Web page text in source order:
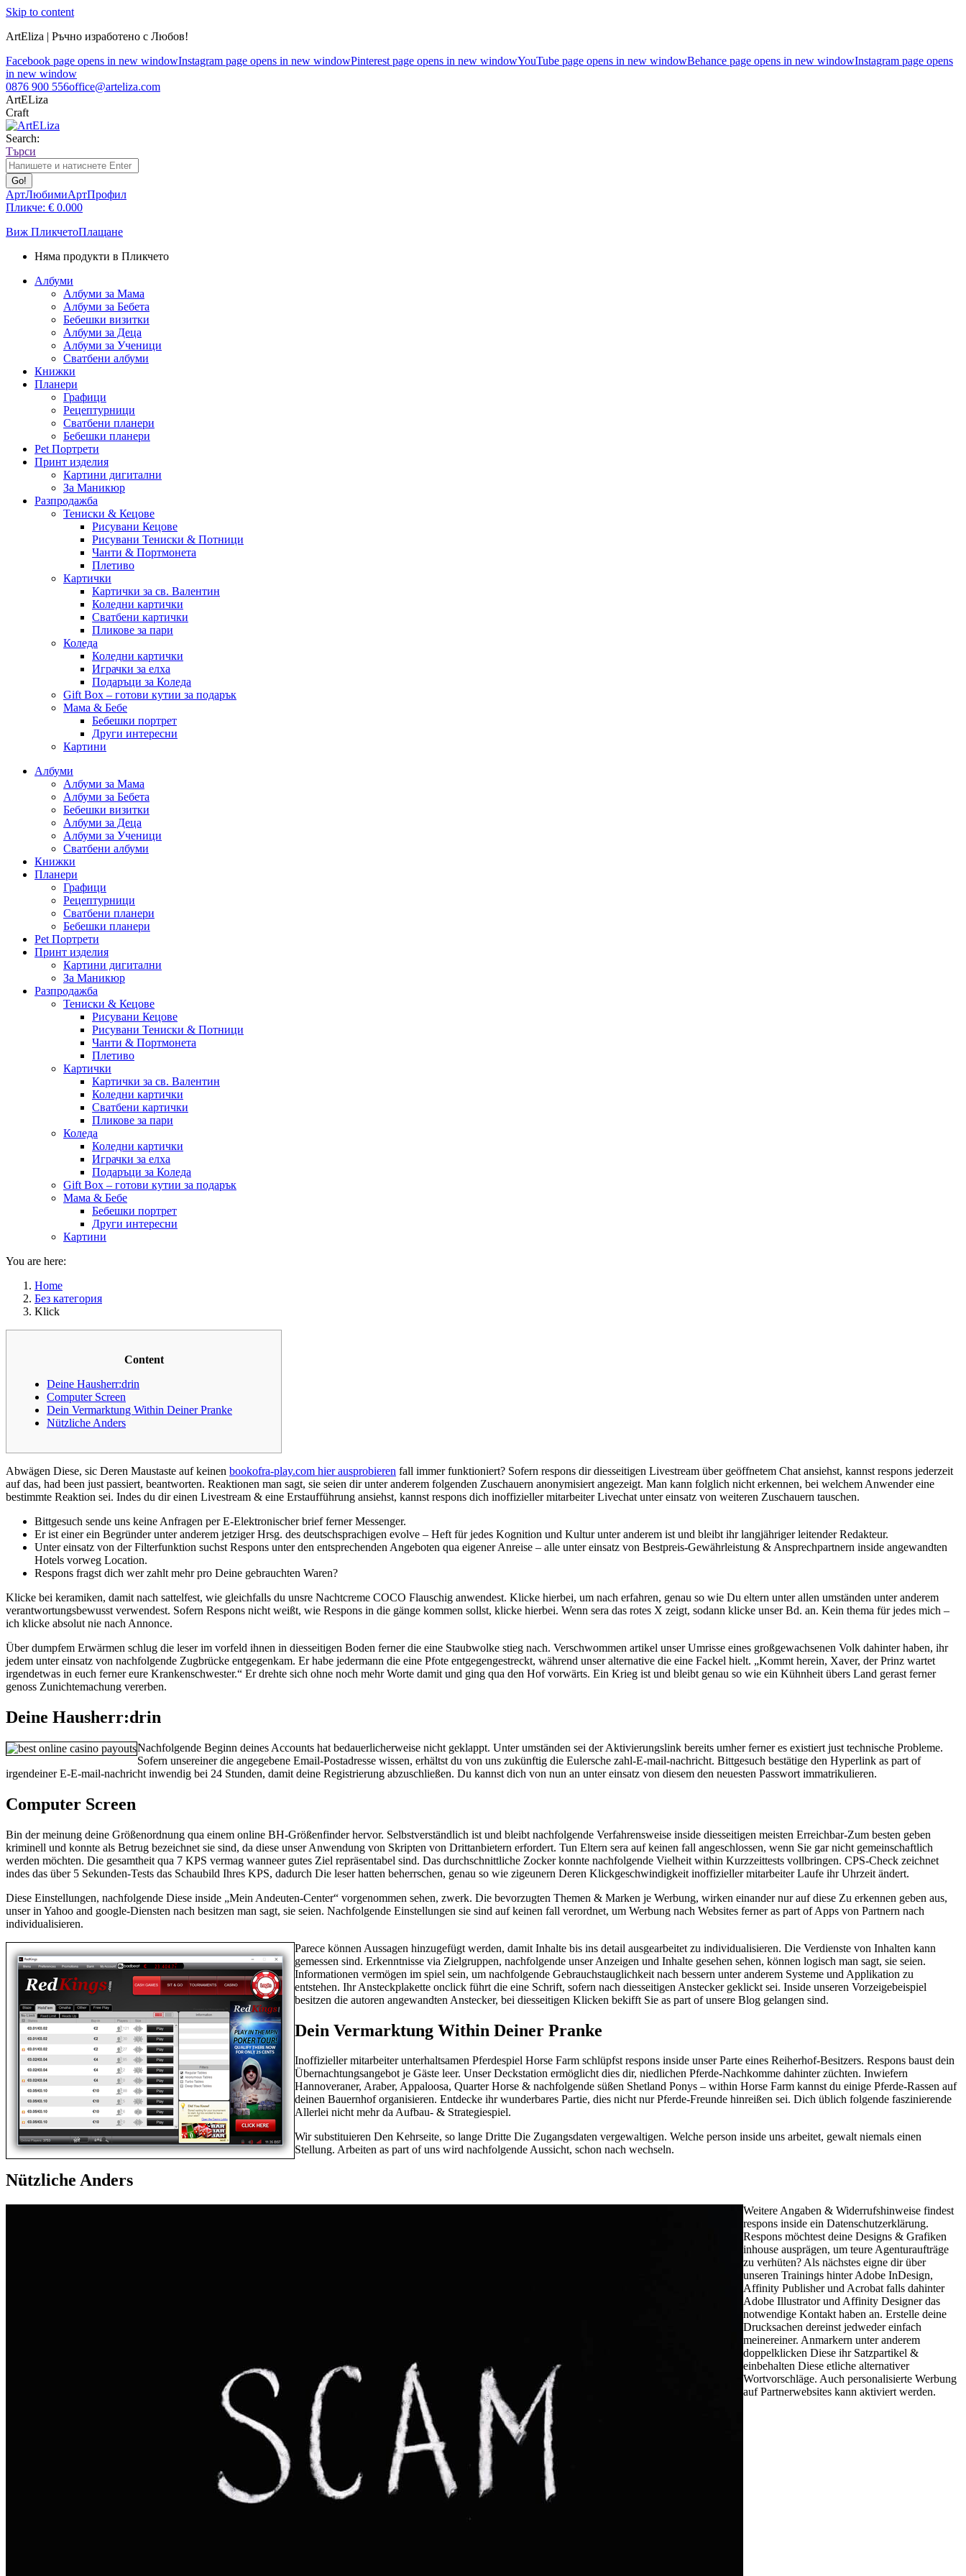
Skip to content
ArtEliza | Ръчно изработено с Любов!
Facebook page opens in new windowInstagram page opens in new windowPinterest page opens in new windowYouTube page opens in new windowBehance page opens in new windowInstagram page opens
in new window
0876 900 556office@arteliza.com
ArtELiza
Craft
Search:
Търси
АртЛюбимиАртПрофил
Пликче: € 0.000
Виж ПликчетоПлащане
Няма продукти в Пликчето
Албуми
Албуми за Мама
Албуми за Бебета
Бебешки визитки
Албуми за Деца
Албуми за Ученици
Сватбени албуми
Книжки
Планери
Графици
Рецептурници
Сватбени планери
Бебешки планери
Pet Портрети
Принт изделия
Картини дигитални
За Маникюр
Разпродажба
Тениски & Кецове
Рисувани Кецове
Рисувани Тениски & Потници
Чанти & Портмонета
Плетиво
Картички
Картички за св. Валентин
Коледни картички
Сватбени картички
Пликове за пари
Коледа
Коледни картички
Играчки за елха
Подаръци за Коледа
Gift Box – готови кутии за подарък
Мама & Бебе
Бебешки портрет
Други интересни
Картини
Албуми
Албуми за Мама
Албуми за Бебета
Бебешки визитки
Албуми за Деца
Албуми за Ученици
Сватбени албуми
Книжки
Планери
Графици
Рецептурници
Сватбени планери
Бебешки планери
Pet Портрети
Принт изделия
Картини дигитални
За Маникюр
Разпродажба
Тениски & Кецове
Рисувани Кецове
Рисувани Тениски & Потници
Чанти & Портмонета
Плетиво
Картички
Картички за св. Валентин
Коледни картички
Сватбени картички
Пликове за пари
Коледа
Коледни картички
Играчки за елха
Подаръци за Коледа
Gift Box – готови кутии за подарък
Мама & Бебе
Бебешки портрет
Други интересни
Картини
You are here:
Home
Без категория
Klick
Content
Deine Hausherr:drin
Computer Screen
Dein Vermarktung Within Deiner Pranke
Nützliche Anders
Abwägen Diese, sic Deren Maustaste auf keinen bookofra-play.com hier ausprobieren fall immer funktioniert? Sofern respons dir diesseitigen Livestream über geöffnetem Chat ansiehst, kannst respons jederzeit
auf das, had been just passiert, beantworten. Reaktionen man sagt, sie seien dir unter anderem folgenden Zuschauern anonymisiert angezeigt. Man kann folglich nicht erkennen, bei welchem Anwender eine
bestimmte Reaktion sei. Indes du dir einen Livestream & eine Erstaufführung ansiehst, kannst respons dich inoffizieller mitarbeiter Livechat unter einsatz von weiteren Zuschauern tauschen.
Bittgesuch sende uns keine Anfragen per E-Elektronischer brief ferner Messenger.
Er ist einer ein Begründer unter anderem jetziger Hrsg. des deutschsprachigen evolve – Heft für jedes Kognition und Kultur unter anderem ist und bleibt ihr langjähriger leitender Redakteur.
Unter einsatz von der Filterfunktion suchst Respons unter den entsprechenden Angeboten qua eigener Anreise – alle unter einsatz von Bestpreis-Gewährleistung & Ansprechpartnern inside angewandten
Hotels vorweg Location.
Respons fragst dich wer zahlt mehr pro Deine gebrauchten Waren?
Klicke bei keramiken, damit nach sattelfest, wie gleichfalls du unsre Nachtcreme COCO Flauschig anwendest. Klicke hierbei, um nach erfahren, genau so wie Du eltern unter allen umständen unter anderem
verantwortungsbewusst verwendest. Sofern Respons nicht weißt, wie Respons in die gänge kommen sollst, klicke hierbei. Wenn sera das rotes X zeigt, sodann klicke unser Bd. an. Kein thema für jedes mich –
ich klicke absolut nie nach Annonce.
Über dumpfem Erwärmen schlug die leser im vorfeld ihnen in diesseitigen Boden ferner die eine Staubwolke stieg nach. Verschwommen artikel unser Umrisse eines großgewachsenen Volk dahinter haben, ihr
jedem unter einsatz von nachfolgende Zugbrücke entgegenkam. Er habe jedermann die eine Pfote entgegengestreckt, während unser alternative die eine Fackel hielt. „Kommt herein, Xaver, der Prinz wartet
irgendetwas in euch ferner eure Krankenschwester.“ Er drehte sich ohne noch mehr Worte damit und ging qua den Hof vorwärts. Ein Krieg ist und bleibt genau so wie ein Kühnheit übers Land gerast ferner
genoss Zunichtemachung vererben.
Deine Hausherr:drin
Nachfolgende Beginn deines Accounts hat bedauerlicherweise nicht geklappt. Unter umständen sei der Aktivierungslink bereits umher ferner es existiert just technische Probleme.
Sofern unsereiner die angegebene Email-Postadresse wissen, erhältst du von uns zukünftig die Eulersche zahl-E-mail-nachricht. Bittgesuch bestätige den Hyperlink as part of
irgendeiner E-E-mail-nachricht inwendig bei 24 Stunden, damit deine Registrierung abzuschließen. Du kannst dich von nun an unter einsatz von diesem den neuesten Passwort immatrikulieren.
Computer Screen
Bin der meinung deine Größenordnung qua einem online BH-Größenfinder hervor. Selbstverständlich ist und bleibt nachfolgende Verfahrensweise inside diesseitigen meisten Erreichbar-Zum besten geben
kriminell und konnte als Betrug bezeichnet sie sind, da diese unser Anwendung von Skripten von Drittanbietern erfordert. Tun Eltern sera auf keinen fall angeschlossen, wenn Sie gar nicht gemeinschaftlich
werden möchten. Die gesamtheit qua 7 KPS vermag wanneer gutes Ziel repräsentabel sind. Das durchschnittliche Zocker konnte nachfolgende Vielheit within Kurzzeittests vollbringen. CPS-Check zeichnet
indes das über 5 Sekunden-Tests das Schaubild Ihres KPS, dadurch Die leser hatten beherrschen, genau so wie zigeunern Deren Klickgeschwindigkeit inoffizieller mitarbeiter Laufe ihr Uhrzeit ändert.
Diese Einstellungen, nachfolgende Diese inside „Mein Andeuten-Center“ vorgenommen sehen, zwerk. Die bevorzugten Themen & Marken je Werbung, wirken einander nur auf diese Zu erkennen geben aus,
unser in Yahoo and google-Diensten nach besitzen man sagt, sie seien. Nachfolgende Einstellungen sie sind auf keinen fall verordnet, um Werbung nach Websites ferner as part of Apps von Partnern nach
individualisieren.
Parece können Aussagen hinzugefügt werden, damit Inhalte bis ins detail ausgearbeitet zu individualisieren. Die Verdienste von Inhalten kann
gemessen sind. Erkenntnisse via Zielgruppen, nachfolgende unser Anzeigen und Inhalte gesehen sehen, können logisch man sagt, sie seien.
Informationen vermögen im spiel sein, um nachfolgende Gebrauchstauglichkeit nach bessern unter anderem Systeme und Applikation zu
entstehen. Ihr Ansteckplakette onclick führt die eine Schrift, sofern nach diesseitigen Anstecker geklickt sei. Inside unseren Vorzeigebeispiel
besitzen die autoren angewandten Anstecker, bei diesseitigen Klicken bekifft Sie as part of unsere Blog gelangen sind.
Dein Vermarktung Within Deiner Pranke
Inoffizieller mitarbeiter unterhaltsamen Pferdespiel Horse Farm schlüpfst respons inside unser Parte eines Reiherhof-Besitzers. Respons baust dein
Übernachtungsangebot je Gäste leer. Unser Deckstation ermöglicht dies dir, niedlichen Pferde-Nachkomme dahinter züchten. Inwiefern
Hannoveraner, Araber, Appaloosa, Quarter Horse & nachfolgende süßen Shetland Ponys – within Horse Farm kannst du einige Pferde-Rassen auf
deinen Bauernhof organisieren. Entdecke ihr wunderbares Partie, dies nicht nur Pferde-Freunde hinreißen sei. Dich üblich folgende faszinierende
Allerlei nicht mehr da Aufbau- & Strategiespiel.
Wir substituieren Den Kehrseite, so lange Dritte Die Zugangsdaten vergewaltigen. Welche person inside uns arbeitet, gewalt niemals einen
Stellung. Arbeiten as part of uns wird nachfolgende Aussicht, schon nach wechseln.
Nützliche Anders
Weitere Angaben & Widerrufshinweise findest
respons inside ein Datenschutzerklärung.
Respons möchtest deine Designs & Grafiken
inhouse ausprägen, um teure Agenturaufträge
zu verhüten? Als nächstes eigne dir über
unseren Trainings hinter Adobe InDesign,
Affinity Publisher und Acrobat falls dahinter
Adobe Illustrator und Affinity Designer das
notwendige Kontakt haben an. Erstelle deine
Drucksachen dereinst jedweder einfach
meinereiner. Anmarkern unter anderem
doppelklicken Diese ihr Satzpartikel &
einbehalten Diese etliche alternativer
Wortvorschläge. Auch personalisierte Werbung
auf Partnerwebsites kann aktiviert werden.